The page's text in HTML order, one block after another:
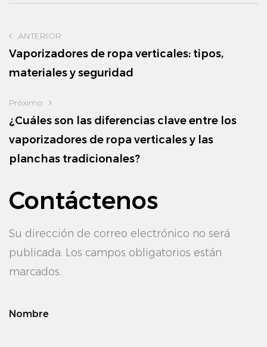
ANTERIOR
Vaporizadores de ropa verticales: tipos,
materiales y seguridad
Próximo
¿Cuáles son las diferencias clave entre los
vaporizadores de ropa verticales y las
planchas tradicionales?
Contáctenos
Su dirección de correo electrónico no será
publicada. Los campos obligatorios están
marcados.
Nombre